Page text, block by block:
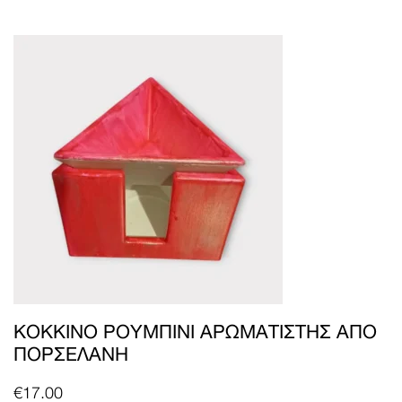
ΚΌΚΚΙΝΟ ΡΟΥΜΠΊΝΙ ΑΡΩΜΑΤΙΣΤΉΣ ΑΠΌ
ΠΟΡΣΕΛΆΝΗ
€17.00